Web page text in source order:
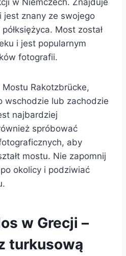
jest znany ze swojego
Most został
i jest popularnym
fotografii.
Rakotzbrücke,
wschodzie lub zachodzie
najbardziej
spróbować
aby
mostu. Nie zapomnij
okolicy i podziwiać
w Grecji –
turkusową